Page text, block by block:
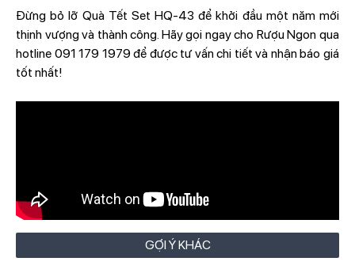
Đừng bỏ lỡ Quà Tết Set HQ-43 để khởi đầu một năm mới
thịnh vượng và thành công. Hãy gọi ngay cho Rượu Ngon qua
hotline 091 179 1979 để được tư vấn chi tiết và nhận báo giá
tốt nhất!
GỢI Ý KHÁC